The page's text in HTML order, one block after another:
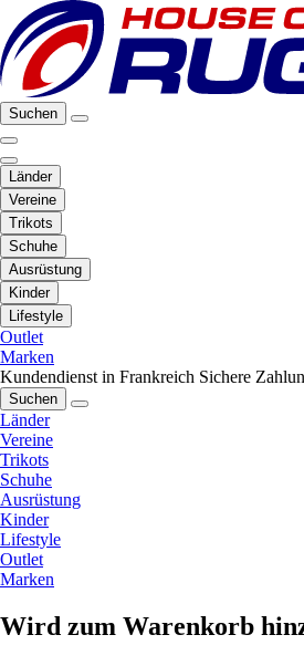
Suchen
Länder
Vereine
Trikots
Schuhe
Ausrüstung
Kinder
Lifestyle
Outlet
Marken
Kundendienst in Frankreich Sichere
Suchen
Länder
Vereine
Trikots
Schuhe
Ausrüstung
Kinder
Lifestyle
Outlet
Marken
Wird zum Warenkorb